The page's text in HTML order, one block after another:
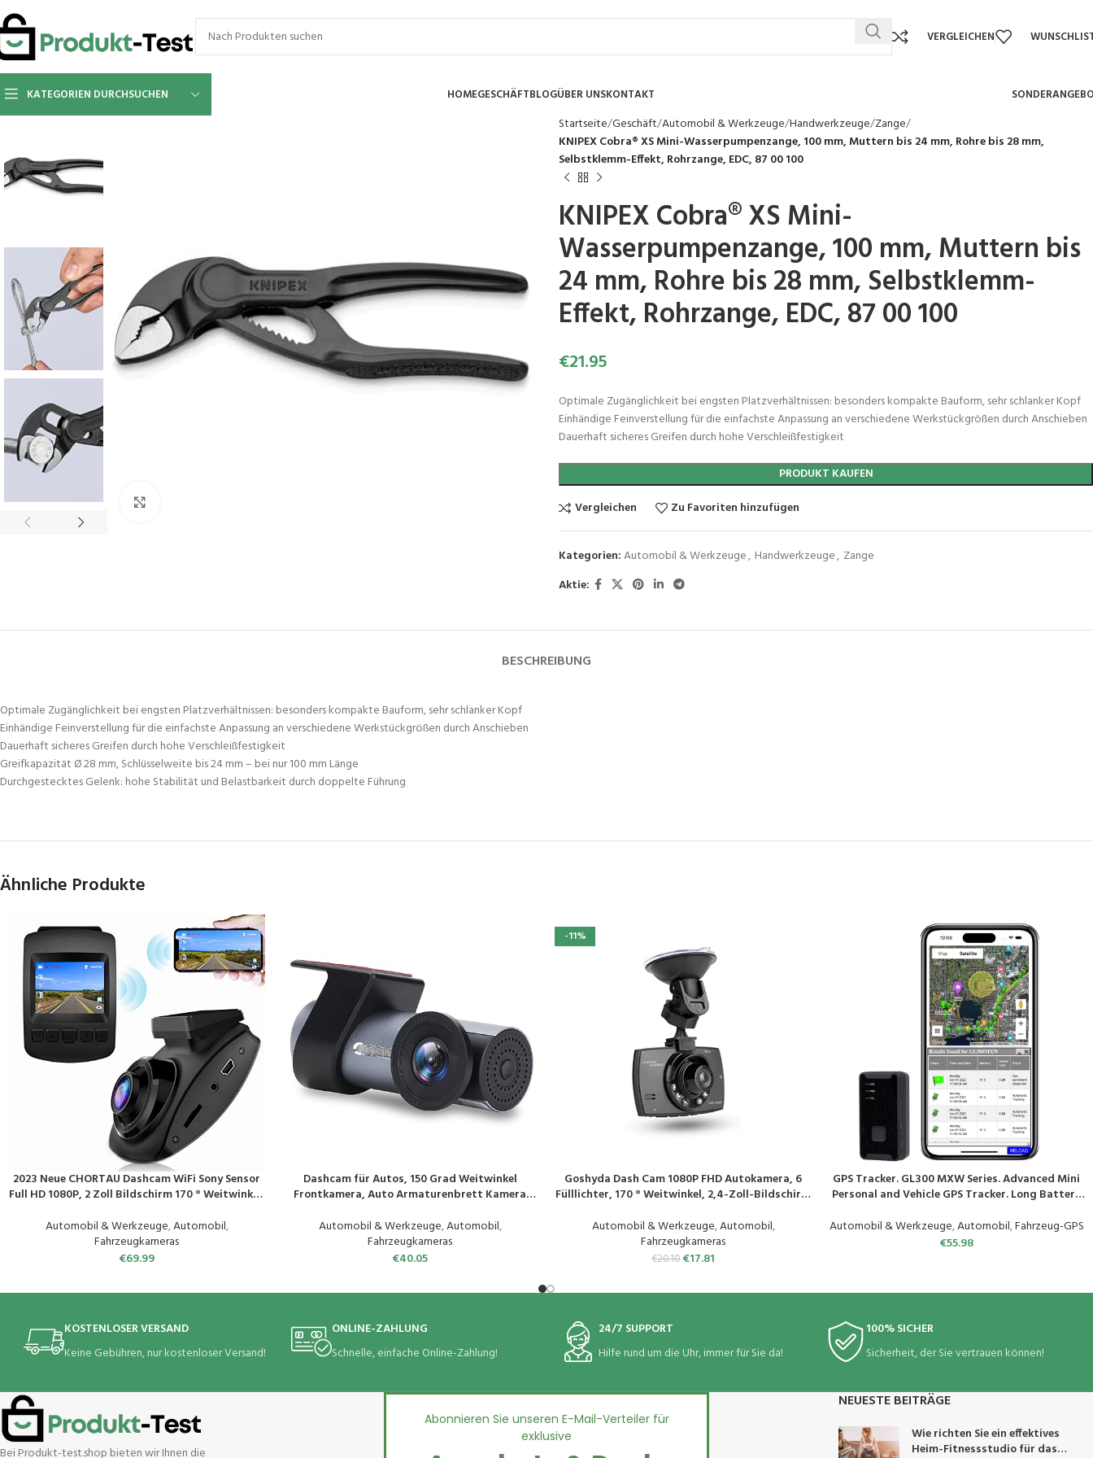
VERGLEICHEN
KATEGORIEN DURCHSUCHEN HOMEGESCHÄFTBLOGÜBER UNSKONTAKT
Startseite Geschäft Automobil & Werkzeuge Handwerkzeuge Zange
KNIPEX Cobra® XS Mini-Wasserpumpenzange, 100 mm, Muttern bis 24 mm, Rohre bis 28 mm,
Selbstklemm-Effekt, Rohrzange, EDC, 87 00 100
KNIPEX Cobra® XS Mini-
Wasserpumpenzange, 100 mm, Muttern bis
24 mm, Rohre bis 28 mm, Selbstklemm-
Effekt, Rohrzange, EDC, 87 00 100
€21.95
Optimale Zugänglichkeit bei engsten Platzverhältnissen: besonders kompakte Bauform, sehr schlanker Kopf
Einhändige Feinverstellung für die einfachste Anpassung an verschiedene Werkstückgrößen durch Anschieben
Dauerhaft sicheres Greifen durch hohe Verschleißfestigkeit
PRODUKT KAUFEN
Vergleichen
Zu Favoriten hinzufügen
Kategorien:Automobil & Werkzeuge, Handwerkzeuge, Zange
Aktie:
BESCHREIBUNG
Optimale Zugänglichkeit bei engsten Platzverhältnissen: besonders kompakte Bauform, sehr schlanker Kopf
Einhändige Feinverstellung für die einfachste Anpassung an verschiedene Werkstückgrößen durch Anschieben
Dauerhaft sicheres Greifen durch hohe Verschleißfestigkeit
Greifkapazität Ø 28 mm, Schlüsselweite bis 24 mm – bei nur 100 mm Länge
Durchgestecktes Gelenk: hohe Stabilität und Belastbarkeit durch doppelte Führung
Ähnliche Produkte
PRODUKT KAUFEN
2023 Neue CHORTAU Dashcam WiFi Sony Sensor
Full HD 1080P, 2 Zoll Bildschirm 170 ° Weitwinkel,
Aufnahme, Park-Monitor, Bewegungserkennung,
LCD,
Automobil & Werkzeuge,Automobil,
Fahrzeugkameras
€69.99
PRODUKT KAUFEN
Dashcam für Autos, 150 Grad Weitwinkel
Frontkamera, Auto Armaturenbrett Kamera
Dashcam mit Bewegungserkennung, 24 Stunden
Überwachung
Automobil & Werkzeuge,Automobil,
Fahrzeugkameras
€40.05
-11%
PRODUKT KAUFEN
Goshyda Dash Cam 1080P FHD Autokamera, 6
Fülllichter, 170 ° Weitwinkel, 2,4-Zoll-Bildschirm
Spurversatz, Kollisionssensor,
Bewegungserkennung
Automobil & Werkzeuge,Automobil,
Fahrzeugkameras
€20.10 €17.81
PRODUKT KAUFEN
GPS Tracker. GL300 MXW Series. Advanced Mini
Personal and Vehicle GPS Tracker. Long Battery
Automobil & Werkzeuge,Automobil,Fahrzeug-GPS
€55.98
KOSTENLOSER VERSAND
Keine Gebühren, nur kostenloser Versand!
ONLINE-ZAHLUNG
Schnelle, einfache Online-Zahlung!
24/7 SUPPORT
Hilfe rund um die Uhr, immer für Sie da!
100% SICHER
Sicherheit, der Sie vertrauen können!
Bei Produkt-test.shop bieten wir Ihnen die
Abonnieren Sie unseren E-Mail-Verteiler für
exklusive
NEUESTE BEITRÄGE
Wie richten Sie ein effektives
Heim-Fitnessstudio für das